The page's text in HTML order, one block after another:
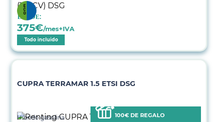
Desde:
375€/mes+IVA
Todo incluido
CUPRA TERRAMAR 1.5 ETSI DSG
Híbrido gasolina 100€ DE REGALO